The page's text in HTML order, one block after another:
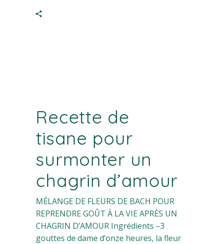
Recette de
tisane pour
surmonter un
chagrin d’amour
MÉLANGE DE FLEURS DE BACH POUR
REPRENDRE GOÛT À LA VIE APRÈS UN
CHAGRIN D’AMOUR Ingrédients –3
gouttes de dame d’onze heures, la fleur